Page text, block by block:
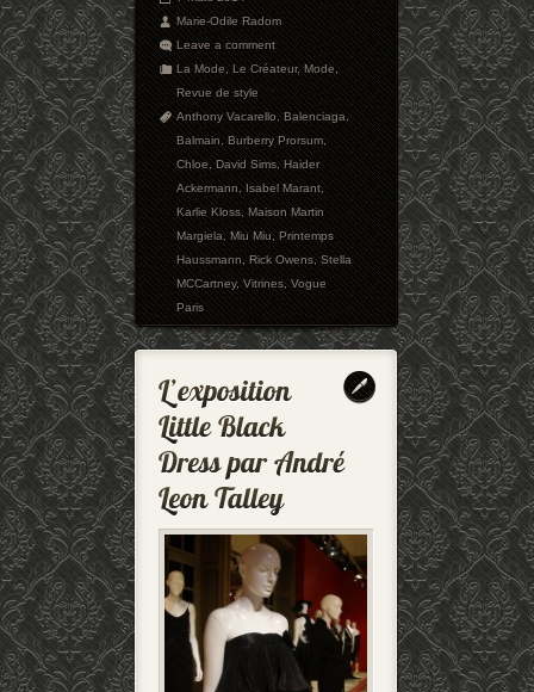
Marie-Odile Radom
Leave a comment
La Mode,Le Créateur,Mode,
Revue de style
Anthony Vacarello,Balenciaga,
Balmain,Burberry Prorsum,
Chloe,David Sims,Haider
Ackermann,Isabel Marant,
Karlie Kloss,Maison Martin
Margiela,Miu Miu,Printemps
Haussmann,Rick Owens,Stella
MCCartney,Vitrines,Vogue
Paris